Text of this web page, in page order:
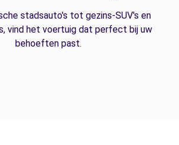
stadsauto's tot gezins-SUV's en
vind het voertuig dat perfect bij uw
behoeften past.